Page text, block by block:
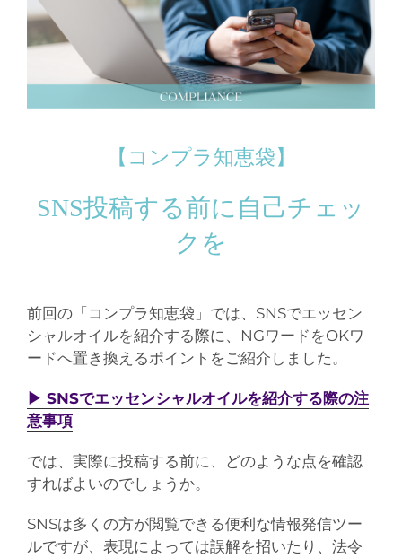
【コンプラ知恵袋】
SNS投稿する前に自己チェッ
クを
前回の「コンプラ知恵袋」では、SNSでエッセン
シャルオイルを紹介する際に、NGワードをOKワ
ードへ置き換えるポイントをご紹介しました。
▶︎ SNSでエッセンシャルオイルを紹介する際の注
意事項
では、実際に投稿する前に、どのような点を確認
すればよいのでしょうか。
SNSは多くの方が閲覧できる便利な情報発信ツー
ルですが、表現によっては誤解を招いたり、法令